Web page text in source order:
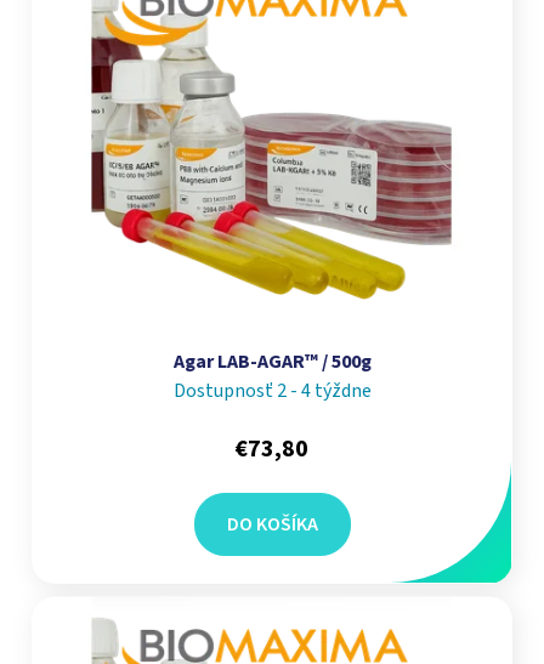
Agar LAB-AGAR™ / 500g
Dostupnosť 2 - 4 týždne
€73,80
DO KOŠÍKA